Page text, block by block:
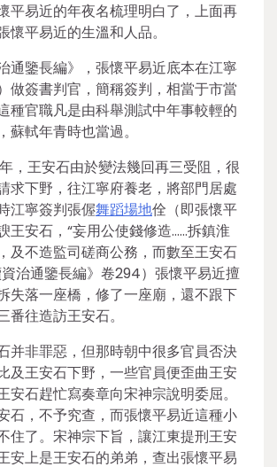
平易近的年夜名梳理明白了，上面再
懷平易近的生溫和人品。
通鑒長編》，張懷平易近底本在江寧
做簽書判官，簡稱簽判，相當于市當
種官職凡是由科舉測試中年事較輕的
蘇軾年青時也當過。
，王安石由於變法幾回再三受阻，很
求下野，往江寧府養老，將部門居處
江寧簽判張偓舞蹈場地佺（即張懷平
王安石，“妄用公使錢修造……拆鎮淮
及不造監司磋商公務，而數至王安石
治通鑒長編》卷294）張懷平易近擅
失落一座橋，修了一座廟，還不跟下
番往造訪王安石。
并非罪惡，但那時朝中很多官員否決
及王安石下野，一些官員便歪曲王安
安石趕忙寫奏章向宋神宗說明委屈。
石，不予究查，而張懷平易近這種小
住了。宋神宗下旨，讓江東提刑王安
安上是王安石的弟弟，查出張懷平易